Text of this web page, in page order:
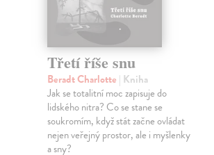
Třetí říše snu
Beradt Charlotte | Kniha
Jak se totalitní moc zapisuje do
lidského nitra? Co se stane se
soukromím, když stát začne ovládat
nejen veřejný prostor, ale i myšlenky
a sny?